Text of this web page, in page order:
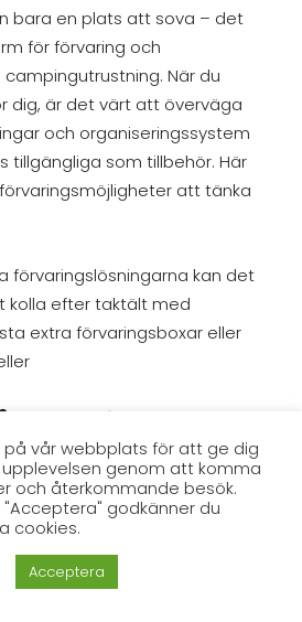
bara en plats att sova – det
för förvaring och
När du
dig, är det värt att överväga
och organiseringssystem
tillgängliga som tillbehör. Här
att tänka
förvaringslösningarna kan det
kolla efter taktält med
extra förvaringsboxar eller
och Svar
på vår webbplats för att ge dig
genom att komma
och återkommande besök.
godkänner du
cookies.
Acceptera